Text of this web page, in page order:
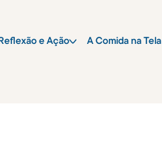
e Ação A Comida na Tela